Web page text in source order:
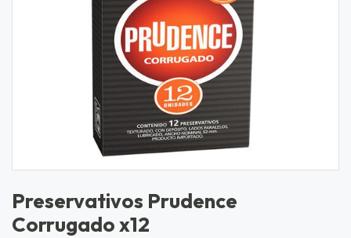
Preservativos Prudence
Corrugado x12